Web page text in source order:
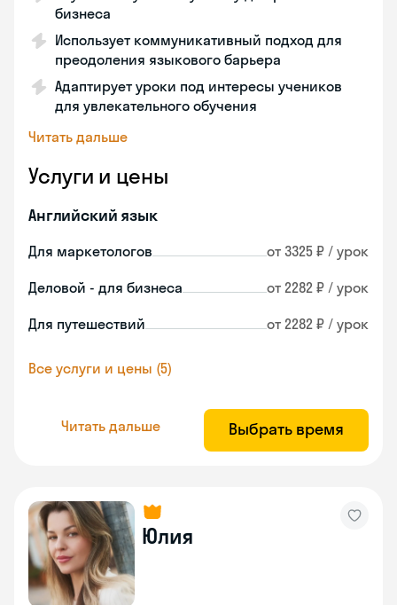
бизнеса
Использует коммуникативный подход для
преодоления языкового барьера
Адаптирует уроки под интересы учеников
для увлекательного обучения
Читать дальше
Услуги и цены
Английский язык
Для маркетологов от 3325 ₽ / урок
Деловой - для бизнеса от 2282 ₽ / урок
Для путешествий от 2282 ₽ / урок
Все услуги и цены (5)
Читать дальше Выбрать время
Юлия